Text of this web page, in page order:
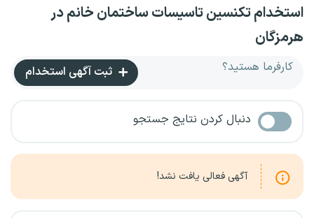
استخدام تکنسین تاسیسات ساختمان خانم در
هرمزگان
کارفرما هستید؟ ثبت آگهی استخدام
دنبال کردن نتایج جستجو
آگهی فعالی یافت نشد!